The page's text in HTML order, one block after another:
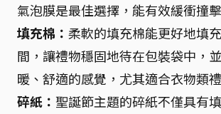
氣泡膜是最佳選擇，能有效緩衝撞
填充棉： 柔軟的填充棉能更好地填
間，讓禮物穩固地待在包裝袋中，
暖、舒適的感覺，尤其適合衣物類
碎紙： 聖誕節主題的碎紙不僅具有